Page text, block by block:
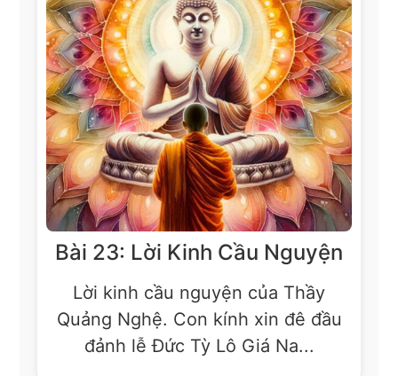
Bài 23: Lời Kinh Cầu Nguyện
Lời kinh cầu nguyện của Thầy
Quảng Nghệ. Con kính xin đê đầu
đảnh lễ Đức Tỳ Lô Giá Na...